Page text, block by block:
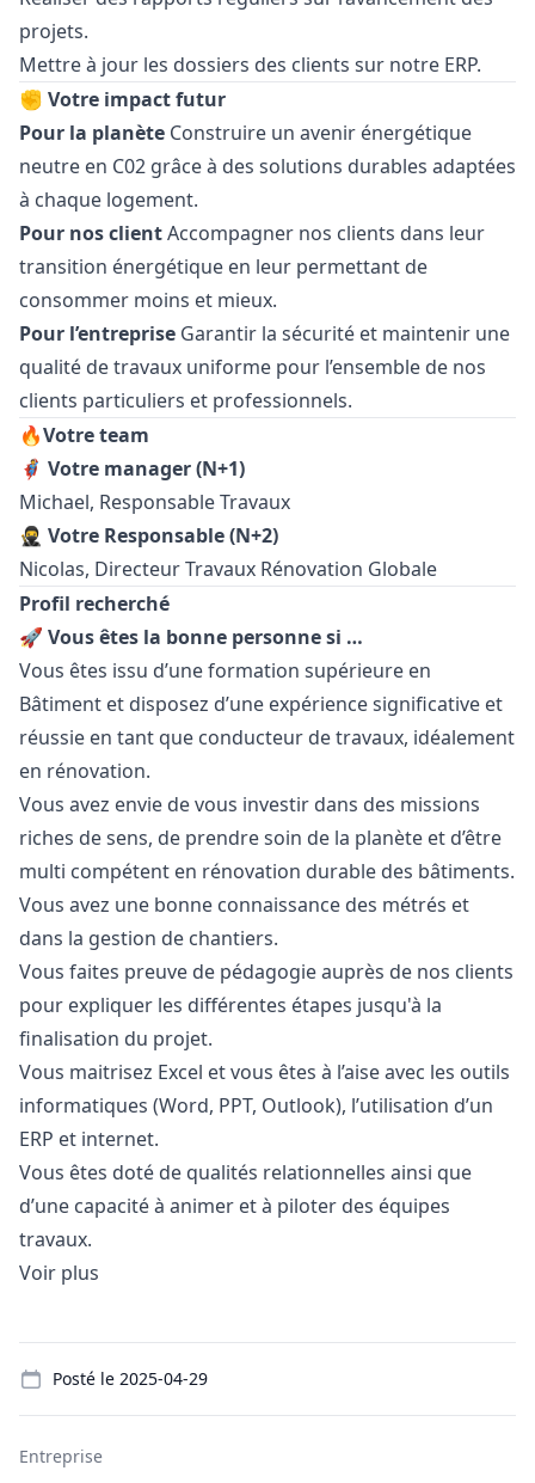
projets.
Mettre à jour les dossiers des clients sur notre ERP.
✊ Votre impact futur
Pour la planète Construire un avenir énergétique
neutre en C02 grâce à des solutions durables adaptées
à chaque logement.
Pour nos clientAccompagner nos clients dans leur
transition énergétique en leur permettant de
consommer moins et mieux.
Pour l’entreprise Garantir la sécurité et maintenir une
qualité de travaux uniforme pour l’ensemble de nos
clients particuliers et professionnels.
🔥Votre team
🦸 Votre manager(N+1)
Michael, Responsable Travaux
🥷 Votre Responsable (N+2)
Nicolas, Directeur Travaux Rénovation Globale
Profil recherché
🚀 Vous êtes la bonne personne si …
Vous êtes issu d’une formation supérieure en
Bâtiment et disposez d’une expérience significative et
réussie en tant que conducteur de travaux, idéalement
en rénovation.
Vous avez envie de vous investir dans des missions
riches de sens, de prendre soin de la planète et d’être
multi compétent en rénovation durable des bâtiments.
Vous avez une bonne connaissance des métrés et
dans la gestion de chantiers.
Vous faites preuve de pédagogie auprès de nos clients
pour expliquer les différentes étapes jusqu'à la
finalisation du projet.
Vous maitrisez Excel et vous êtes à l’aise avec les outils
informatiques (Word, PPT, Outlook), l’utilisation d’un
ERP et internet.
Vous êtes doté de qualités relationnelles ainsi que
d’une capacité à animer et à piloter des équipes
travaux.
Voir plus
Posté le 2025-04-29
Entreprise